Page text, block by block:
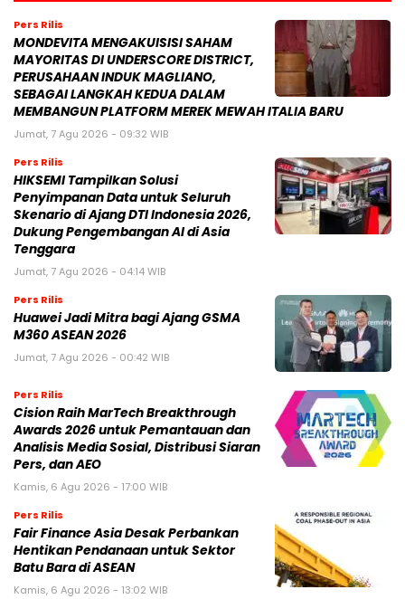
Pers Rilis
MONDEVITA MENGAKUISISI SAHAM
MAYORITAS DI UNDERSCORE DISTRICT,
PERUSAHAAN INDUK MAGLIANO,
SEBAGAI LANGKAH KEDUA DALAM
MEMBANGUN PLATFORM MEREK MEWAH ITALIA BARU
Jumat, 7 Agu 2026 - 09:32 WIB
Pers Rilis
HIKSEMI Tampilkan Solusi
Penyimpanan Data untuk Seluruh
Skenario di Ajang DTI Indonesia 2026,
Dukung Pengembangan AI di Asia
Tenggara
Jumat, 7 Agu 2026 - 04:14 WIB
Pers Rilis
Huawei Jadi Mitra bagi Ajang GSMA
M360 ASEAN 2026
Jumat, 7 Agu 2026 - 00:42 WIB
Pers Rilis
Cision Raih MarTech Breakthrough
Awards 2026 untuk Pemantauan dan
Analisis Media Sosial, Distribusi Siaran
Pers, dan AEO
Kamis, 6 Agu 2026 - 17:00 WIB
Pers Rilis
Fair Finance Asia Desak Perbankan
Hentikan Pendanaan untuk Sektor
Batu Bara di ASEAN
Kamis, 6 Agu 2026 - 13:02 WIB